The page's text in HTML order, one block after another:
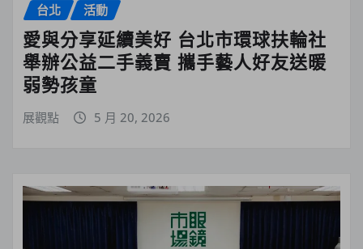
台北 活動
愛與分享延續美好 台北市環球扶輪社
舉辦公益二手義賣 攜手藝人好友送暖
弱勢孩童
展觀點 5 月 20, 2026